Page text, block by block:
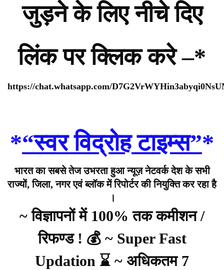
जुड़ने के लिए नीचे दिए
लिंक पर क्लिक करे –*
https://chat.whatsapp.com/
*“स्वर विद्रोह टाइम्स”*
भारत का सबसे तेज उभरता हुआ न्यूज़ नेटवर्क देश के सभी
राज्यों, जिला, नगर एवं ब्लॉक में रिपोर्टर की नियुक्ति कर रहा है
।
~ विज्ञापनों में 100% तक कमीशन /
रिफण्ड ! 💰 ~ Super Fast
Updation ⌛ ~ अधिकतम 7